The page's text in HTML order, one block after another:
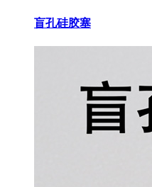
盲孔硅胶塞